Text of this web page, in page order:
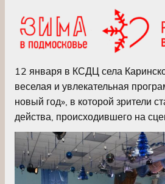
12 января в КСДЦ села
веселая и увлекательная
новый год», в которой зрители
действа, происходившего на